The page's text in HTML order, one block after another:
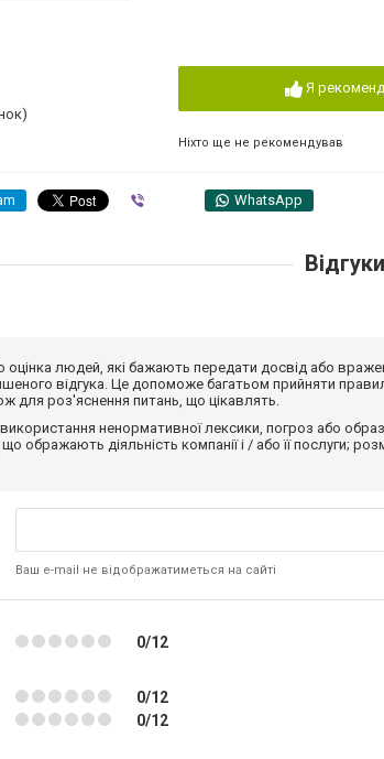
Я
Ніхто ще не рекомендував
WhatsApp
Відгуки
оцінка людей, які бажають передати досвід або
відгука. Це допоможе багатьом прийняти
для роз'яснення питань, що цікавлять.
використання ненормативної лексики, погроз або
що ображають діяльність компанії і / або її послуги;
Ваш e-mail не відображатиметься на сайті
0/12
0/12
0/12